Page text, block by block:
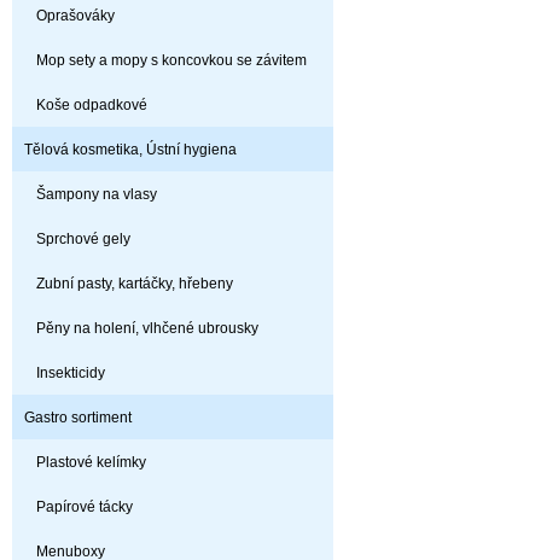
Oprašováky
Mop sety a mopy s koncovkou se závitem
Koše odpadkové
Tělová kosmetika, Ústní hygiena
Šampony na vlasy
Sprchové gely
Zubní pasty, kartáčky, hřebeny
Pěny na holení, vlhčené ubrousky
Insekticidy
Gastro sortiment
Plastové kelímky
Papírové tácky
Menuboxy